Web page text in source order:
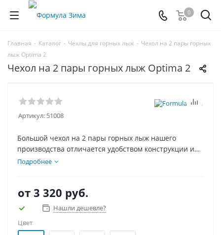
0
Главная - Каталог - Чехлы для горных лыж - Чехол на 2 пары горных
лыж Optima 2
Чехол на 2 пары горных лыж Optima 2
Артикул: 51008
Большой чехол на 2 пары горных лыж нашего
производства отличается удобством конструкции и
доступной ценой. Низ чехла усилен специальной
стяжки для фиксации лыж.
Подробнее
от 3 320 руб.
Нашли дешевле?
Цвет